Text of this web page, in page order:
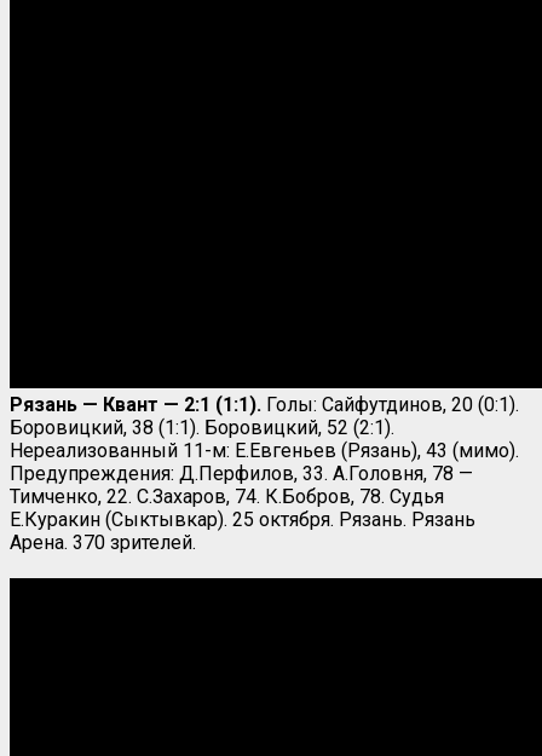
Рязань — Квант — 2:1 (1:1). Голы: Сайфутдинов, 20 (0:1).
Боровицкий, 38 (1:1). Боровицкий, 52 (2:1).
Нереализованный 11-м: Е.Евгеньев (Рязань), 43 (мимо).
Предупреждения: Д.Перфилов, 33. А.Головня, 78 —
Тимченко, 22. С.Захаров, 74. К.Бобров, 78. Судья
Е.Куракин (Сыктывкар). 25 октября. Рязань. Рязань
Арена. 370 зрителей.